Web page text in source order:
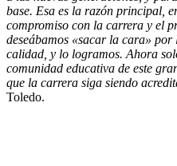
base. Esa es la razón principal,
compromiso con la carrera y el
deseábamos «sacar la cara»
calidad, y lo logramos. Ahora
comunidad educativa de este
que la carrera siga siendo
Toledo.